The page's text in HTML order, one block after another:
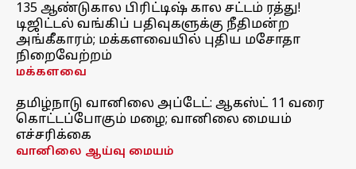
135 ஆண்டுகால பிரிட்டிஷ் கால சட்டம் ரத்து!
டிஜிட்டல் வங்கிப் பதிவுகளுக்கு நீதிமன்ற
அங்கீகாரம்; மக்களவையில் புதிய மசோதா
நிறைவேற்றம்
மக்களவை
தமிழ்நாடு வானிலை அப்டேட்: ஆகஸ்ட் 11 வரை
கொட்டப்போகும் மழை; வானிலை மையம்
எச்சரிக்கை
வானிலை ஆய்வு மையம்